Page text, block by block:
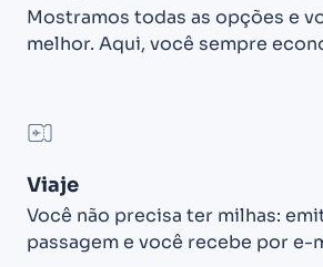
Mostramos todas as opções e
melhor. Aqui, você sempre
Viaje
Você não precisa ter milhas:
passagem e você recebe por e-